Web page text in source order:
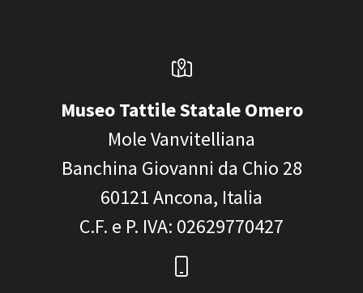
Museo Tattile Statale Omero
Mole Vanvitelliana
Banchina Giovanni da Chio 28
60121Ancona, Italia
C.F. e P. IVA: 02629770427